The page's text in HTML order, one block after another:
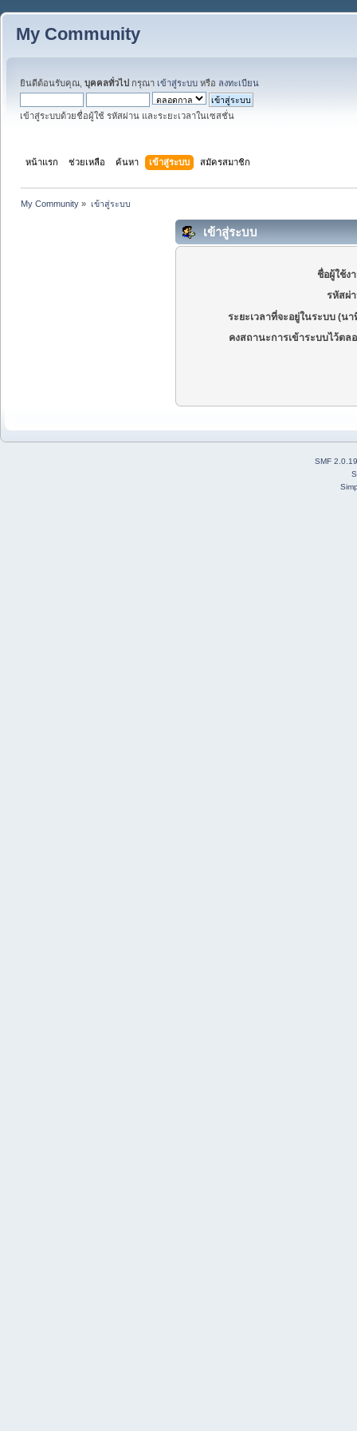
My Community
ยินดีต้อนรับคุณ, บุคคลทั่วไป กรุณา เข้าสู่ระบบ หรือ ลงทะเบียน
เข้าสู่ระบบด้วยชื่อผู้ใช้ รหัสผ่าน และระยะเวลาในเซสชั่น
หน้าแรก ช่วยเหลือ ค้นหา เข้าสู่ระบบ สมัครสมาชิก
My Community » เข้าสู่ระบบ
เข้าสู่ระบบ
ชื่อผู้ใช้ง
รหัสผ่
ระยะเวลาที่จะอยู่ในระบบ (นา
คงสถานะการเข้าระบบไว้ตล
SMF 2.0.19